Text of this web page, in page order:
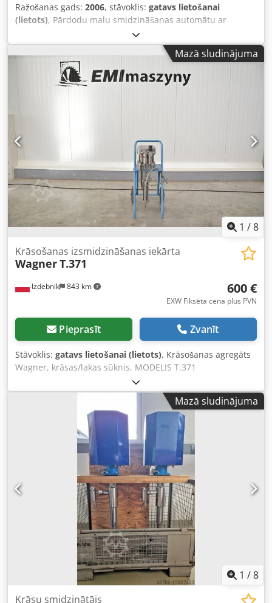
Ražošanas gads: 2006, stāvoklis: gatavs lietošanai
(lietots), Pārdodu malu smidzināšanas automātu ar
slīpēšanas galvām MAKOR GEMINI 56, ražošanas gads
2006. 2 zonu vakuuma lakošana ar pašuzsūcošu sūkņu
sistēmu BEZ pārspricēšanas vai lakojuma bojājumiem. 2
zonu UV žāvēšana. 2 gab. regulējami stūra slīpēšanas
agregāti. Materiālu var uzreiz izmantot – tas ir pilnībā
Mazā sludinājuma
1 /8
Izdebnik 843 km
Krāsošanas izsmidzināšanas iekārta
WagnerT.371
600 €
EXW Fiksēta cena plus PVN
Pieprasīt Zvanīt
Stāvoklis: gatavs lietošanai (lietots), Krāsošanas agregāts
Wagner, krāsas/lakas sūknis, MODELIS T.371
Mazā sludinājuma
1 /8
Krāsu smidzinātājs